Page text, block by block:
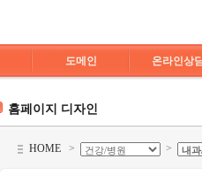
도메인 온라인상
홈페이지 디자인
HOME > >